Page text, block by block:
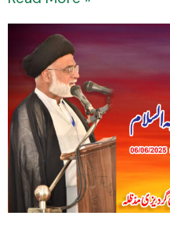
Wafa-
daari
ki
Meraaj:
Hazrat
Muslim
(a.s)